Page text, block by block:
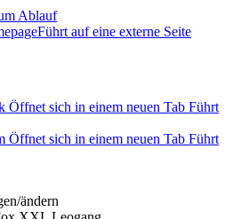
Ablauf
Führt auf eine externe Seite
Öffnet sich in einem neuen Tab Führt
Öffnet sich in einem neuen Tab Führt
ändern